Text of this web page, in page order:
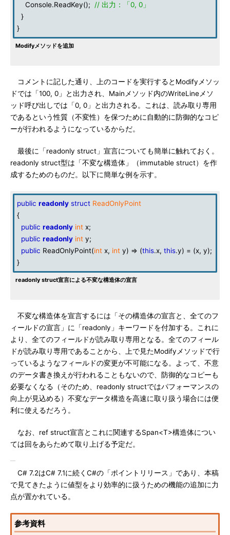
Console.ReadKey(); // 出力：「0, 0」
}
}
Modifyメソッドを追加
コメントに記した通り、上のコードを実行するとModifyメソッ
ドでは「100, 0」と出力され、Mainメソッド内のWriteLineメソ
ッド呼び出しでは「0, 0」と出力される。これは、読み取り専用
であるという性質（不変性）を保つために自動的に防御的なコピ
ーが行われるようになっているからだ。
最後に「readonly struct」宣言についても簡単に触れておく。
readonly struct型は「不変な構造体」（immutable struct）を作
成するためのものだ。以下に簡単な例を示す。
public readonly struct ReadOnlyPoint
{
public readonly int x;
public readonly int y;
public ReadOnlyPoint(int x, int y) => (this.x, this.y) = (x, y);
}
readonly struct宣言による不変な構造体の宣言
不変な構造体を宣言するには「その構造体の宣言と、全てのフ
ィールドの宣言」に「readonly」キーワードを付加する。これに
より、全てのフィールドが読み取り専用となる。全てのフィール
ドが読み取り専用であることから、上で見たModifyメソッドで行
っているようなフィールドの変更が不可能になる。よって、不意
のデータ書き換えが行われることもないので、防御的なコピーも
必要なくなる（そのため、readonly structではパフォーマンスの
向上が見込める）不変なデータ構造を高速に取り扱う場合には便
利に使えるだろう。
なお、ref struct宣言とこれに関連するSpan<T>構造体につい
ては回をあらためて取り上げる予定だ。
C# 7.2はC# 7.1に続くC#の「ポイントリリース」であり、本稿
で見てきたように値型をより効率的に扱うための機能の追加に力
点が置かれている。
参考資料